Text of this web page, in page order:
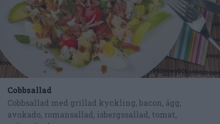
Cobbsallad
Cobbsallad med grillad kyckling, bacon, ägg,
avokado, romansallad, isbergssallad, tomat,